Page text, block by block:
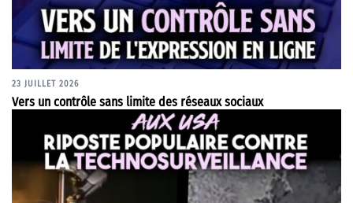
23 JUILLET 2026
Vers un contrôle sans limite des réseaux sociaux